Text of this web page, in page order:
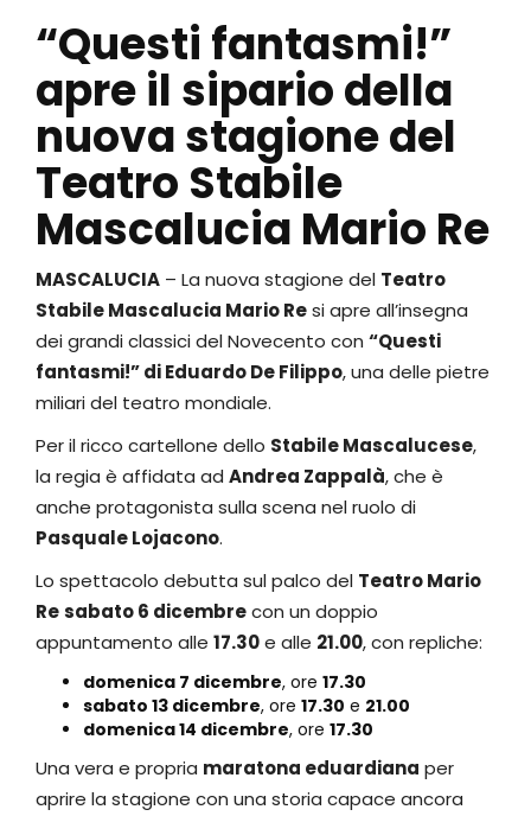
“Questi fantasmi!”
apre il sipario della
nuova stagione del
Teatro Stabile
Mascalucia Mario Re
MASCALUCIA – La nuova stagione del Teatro
Stabile Mascalucia Mario Resi apre all’insegna
dei grandi classici del Novecento con “Questi
fantasmi!” di Eduardo De Filippo, una delle pietre
miliari del teatro mondiale.
Per il ricco cartellone dello Stabile Mascalucese,
la regia è affidata ad Andrea Zappalà, che è
anche protagonista sulla scena nel ruolo di
Pasquale Lojacono.
Lo spettacolo debutta sul palco del Teatro Mario
Resabato 6 dicembrecon un doppio
appuntamento alle 17.30e alle 21.00, con repliche:
domenica 7 dicembre, ore 17.30
sabato 13 dicembre, ore 17.30 e 21.00
domenica 14 dicembre, ore 17.30
Una vera e propria maratona eduardiana per
aprire la stagione con una storia capace ancora